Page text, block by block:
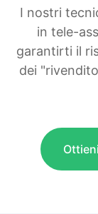
I nostri
in tele-
garantirti il
dei